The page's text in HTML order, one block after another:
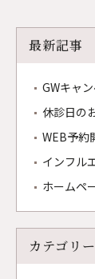
最新記事
GWキャ
休診日の
WEB予約
インフル
ホームペ
カテゴリー